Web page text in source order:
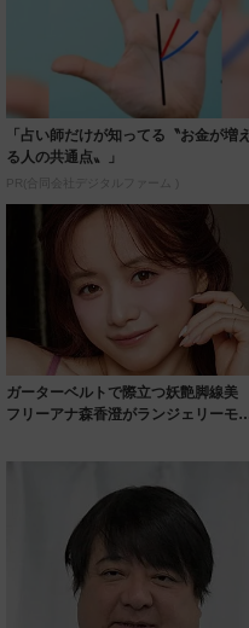
「占い師だけが知ってる〝お金が増え
る人の共通点〟」
PR(合同会社デジタルファーム )
ガーターベルトで際立つ妖艶脚線美
フリーアナ森香澄がランジェリーモ